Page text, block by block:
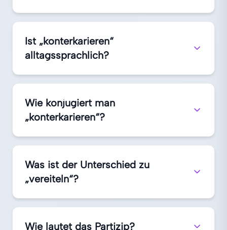
Ist „konterkarieren“
alltagssprachlich?
Wie konjugiert man
„konterkarieren“?
Was ist der Unterschied zu
„vereiteln“?
Wie lautet das Partizip?